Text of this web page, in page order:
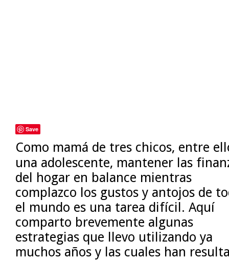
Save
Como mamá de tres chicos, entre
una adolescente, mantener las
del hogar en balance mientras
complazco los gustos y antojos de
el mundo es una tarea difícil. Aquí
comparto brevemente algunas
estrategias que llevo utilizando ya
muchos años y las cuales han